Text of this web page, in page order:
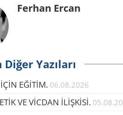
Ferhan Ercan
Diğer Yazıları
EĞİTİM. 06.08.2026
VE VİCDAN İLİŞKİSİ.